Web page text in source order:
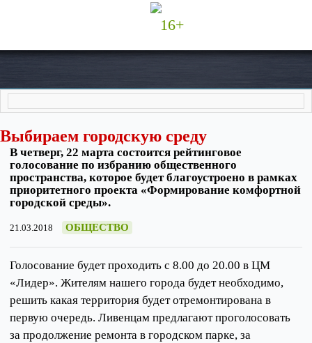
16+
Выбираем городскую среду
В четверг, 22 марта состоится рейтинговое
голосование по избранию общественного
пространства, которое будет благоустроено в рамках
приоритетного проекта «Формирование комфортной
городской среды».
21.03.2018 ОБЩЕСТВО
Голосование будет проходить с 8.00 до 20.00 в ЦМ
«Лидер». Жителям нашего города будет необходимо,
решить какая территория будет отремонтирована в
первую очередь. Ливенцам предлагают проголосовать
за продолжение ремонта в городском парке, за